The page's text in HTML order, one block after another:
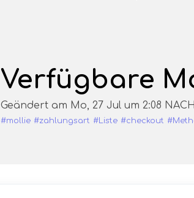
Verfügbare
Geändert am Mo, 27 Jul um 2:08
#mollie #zahlungsart #Liste #checkout